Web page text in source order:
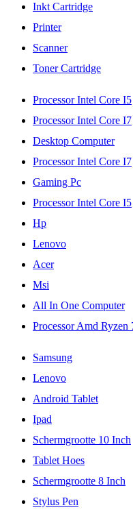
Inkt Cartridge
Printer
Scanner
Toner Cartridge
Processor Intel Core I5
Processor Intel Core I7
Desktop Computer
Processor Intel Core I7
Gaming Pc
Processor Intel Core I5
Hp
Lenovo
Acer
Msi
All In One Computer
Processor Amd Ryzen
Samsung
Lenovo
Android Tablet
Ipad
Schermgrootte 10 Inch
Tablet Hoes
Schermgrootte 8 Inch
Stylus Pen